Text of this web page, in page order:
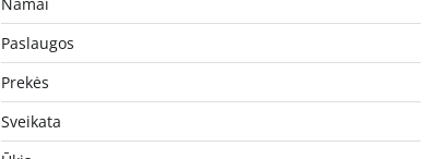
Paslaugos
Prekės
Sveikata